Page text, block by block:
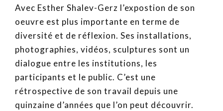
Avec Esther Shalev-Gerz l’expostion de son
oeuvre est plus importante en terme de
diversité et de réflexion. Ses installations,
photographies, vidéos, sculptures sont un
dialogue entre les institutions, les
participants et le public. C’est une
rétrospective de son travail depuis une
quinzaine d’années que l’on peut découvrir.